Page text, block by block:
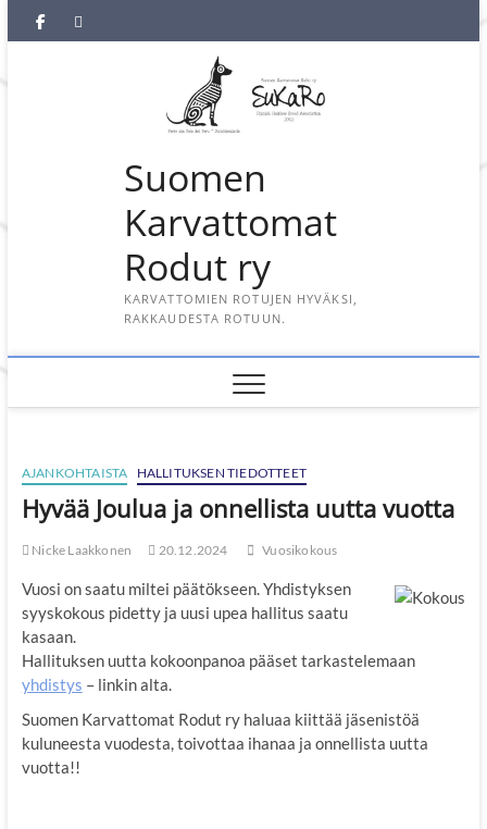
SuKaRo
rekisteriseloste
Suomen
Karvattomat
Rodut ry
KARVATTOMIEN ROTUJEN HYVÄKSI,
RAKKAUDESTA ROTUUN.
AJANKOHTAISTA HALLITUKSEN TIEDOTTEET
Hyvää Joulua ja onnellista uutta vuotta
Nicke Laakkonen 20.12.2024 Vuosikokous
Vuosi on saatu miltei päätökseen. Yhdistyksen
syyskokous pidetty ja uusi upea hallitus saatu
kasaan.
Hallituksen uutta kokoonpanoa pääset tarkastelemaan
yhdistys – linkin alta.
Suomen Karvattomat Rodut ry haluaa kiittää jäsenistöä
kuluneesta vuodesta, toivottaa ihanaa ja onnellista uutta
vuotta!!